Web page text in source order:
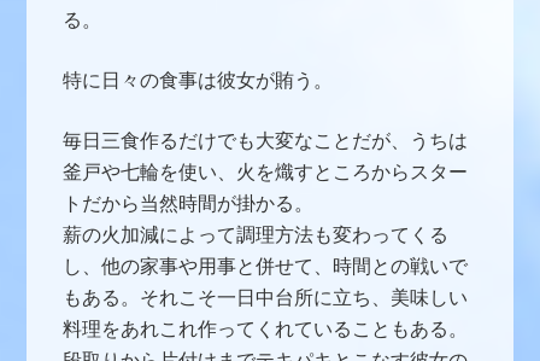
る。
特に日々の食事は彼女が賄う。
毎日三食作るだけでも大変なことだが、うちは
釜戸や七輪を使い、火を熾すところからスター
トだから当然時間が掛かる。
薪の火加減によって調理方法も変わってくる
し、他の家事や用事と併せて、時間との戦いで
もある。それこそ一日中台所に立ち、美味しい
料理をあれこれ作ってくれていることもある。